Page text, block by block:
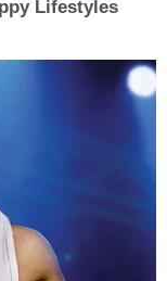
Lifestyles